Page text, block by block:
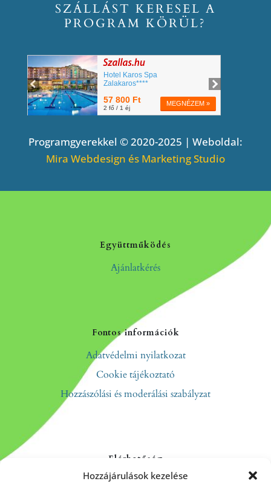
Hozzájárulások kezelése
SZÁLLÁST KERESEL A
PROGRAM KÖRÜL?
Programgyerekkel © 2020-2025 | Weboldal:
Mira Webdesign és Marketing Studio
Együttműködés
Ajánlatkérés
Fontos információk
Adatvédelmi nyilatkozat
Cookie tájékoztató
Hozzászólási és moderálási szabályzat
Elérhetőség
Kapcsolat